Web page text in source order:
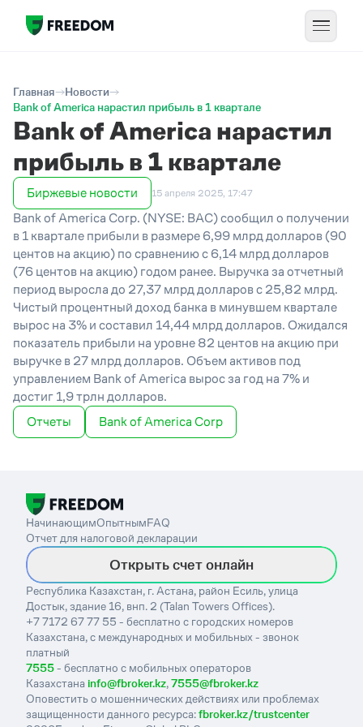
Главная
Новости
Bank of America нарастил прибыль в 1 квартале
Bank of America нарастил
прибыль в 1 квартале
Биржевые новости 15 апреля 2025, 17:47
Bank of America Corp. (NYSE: BAC) сообщил о получении
в 1 квартале прибыли в размере 6,99 млрд долларов (90
центов на акцию) по сравнению с 6,14 млрд долларов
(76 центов на акцию) годом ранее. Выручка за отчетный
период выросла до 27,37 млрд долларов с 25,82 млрд.
Чистый процентный доход банка в минувшем квартале
вырос на 3% и составил 14,44 млрд долларов. Ожидался
показатель прибыли на уровне 82 центов на акцию при
выручке в 27 млрд долларов. Объем активов под
управлением Bank of America вырос за год на 7% и
достиг 1,9 трлн долларов.
Отчеты
Bank of America Corp
НачинающимОпытнымFAQ
Отчет для налоговой декларации
Открыть счет онлайн
Республика Казахстан, г. Астана, район Есиль, улица
Достык, здание 16, внп. 2 (Talan Towers Offices).
+7 7172 67 77 55 - бесплатно с городских номеров
Казахстана, с международных и мобильных - звонок
платный
7555- бесплатно с мобильных операторов
Казахстанаinfo@fbroker.kz,7555@fbroker.kz
Оповестить о мошеннических действиях или проблемах
защищенности данного ресурса:fbroker.kz/trustcenter